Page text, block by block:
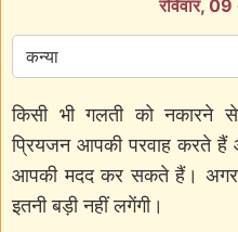
रविवार,
किसी भी गलती को नकारने
प्रियजन आपकी परवाह करते हैं
आपकी मदद कर सकते हैं। अगर
इतनी बड़ी नहीं लगेंगी।